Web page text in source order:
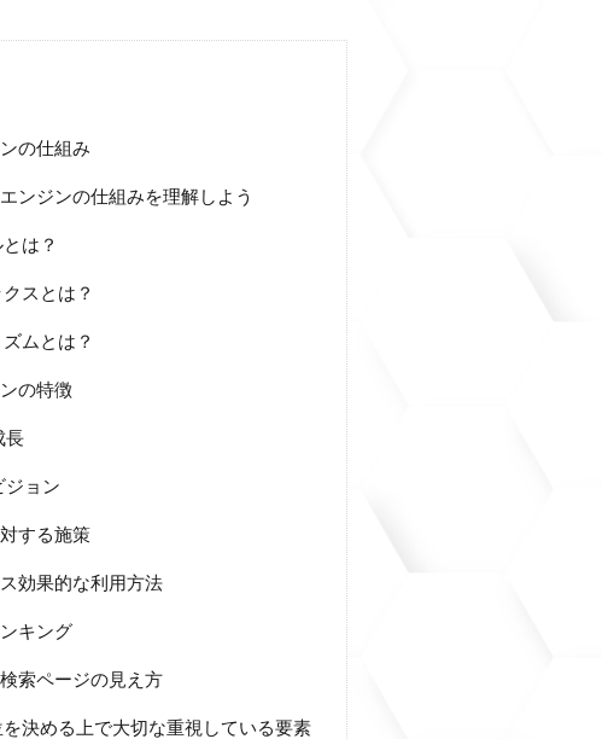
の仕組み
ンジンの仕組みを理解しよう
は？
スとは？
ムとは？
の特徴
長
ジョン
する施策
効果的な利用方法
キング
索ページの見え方
決める上で大切な重視している要素